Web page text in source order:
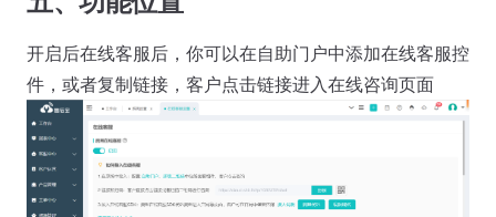
开启后在线客服后，你可以在自助门户中添加在线客服控
件，或者复制链接，客户点击链接进入在线咨询页面